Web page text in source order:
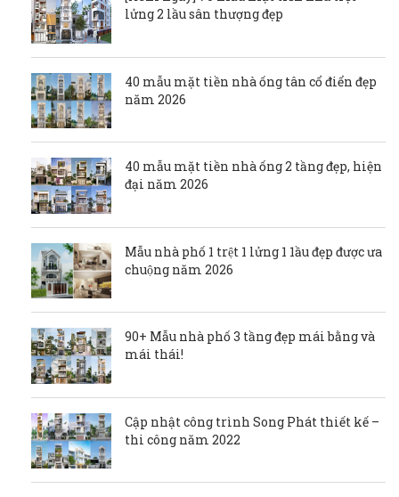
lửng 2 lầu sân thượng đẹp
40 mẫu mặt tiền nhà ống tân cổ điển đẹp
năm 2026
40 mẫu mặt tiền nhà ống 2 tầng đẹp, hiện
đại năm 2026
Mẫu nhà phố 1 trệt 1 lửng 1 1ầu đẹp được ưa
chuộng năm 2026
90+ Mẫu nhà phố 3 tầng đẹp mái bằng và
mái thái!
Cập nhật công trình Song Phát thiết kế –
thi công năm 2022